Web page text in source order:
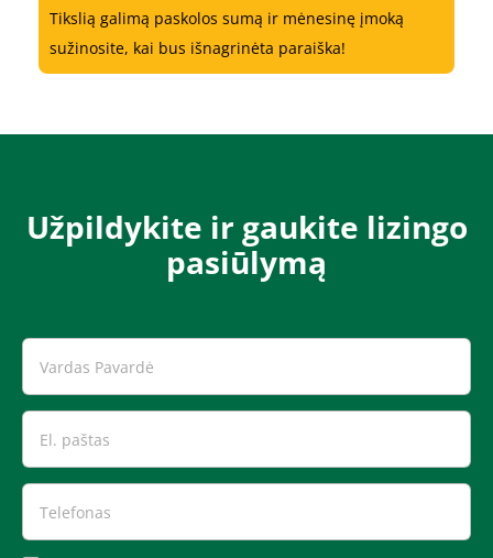
Tikslią galimą paskolos sumą ir mėnesinę įmoką
sužinosite, kai bus išnagrinėta paraiška!
Užpildykite ir gaukite lizingo
pasiūlymą​​​